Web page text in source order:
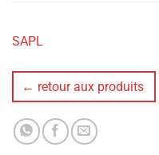
SAPL
← retour aux produits